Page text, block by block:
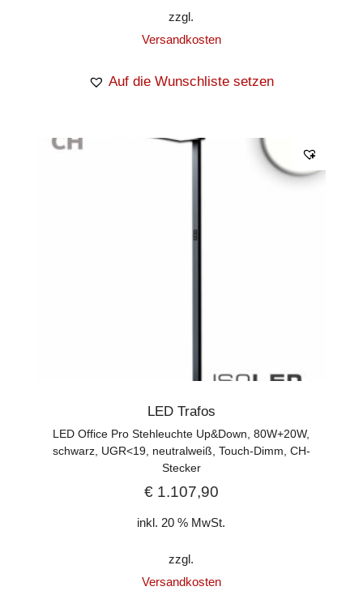
zzgl.
Versandkosten
Auf die Wunschliste setzen
LED Trafos
LED Office Pro Stehleuchte Up&Down, 80W+20W,
schwarz, UGR<19, neutralweiß, Touch-Dimm, CH-
Stecker
€1.107,90
inkl. 20 % MwSt.
zzgl.
Versandkosten